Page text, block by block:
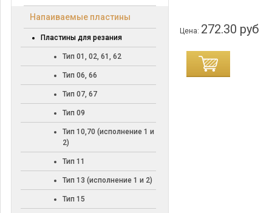
Напаиваемые пластины
Пластины для резания
Тип 01, 02, 61, 62
Тип 06, 66
Тип 07, 67
Тип 09
Тип 10,70 (исполнение 1 и
2)
Тип 11
Тип 13 (исполнение 1 и 2)
Тип 15
Цена: 272.30 руб